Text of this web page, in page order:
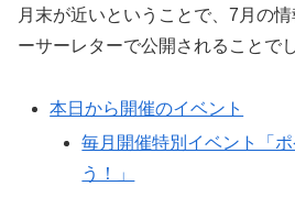
月末が近いということで、7月の
ーサーレターで公開されることで
本日から開催のイベント
毎月開催特別イベント「
う！」